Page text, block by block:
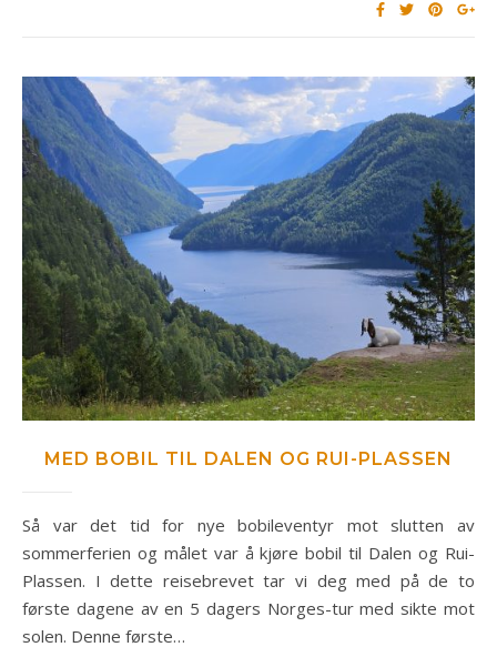
MED BOBIL TIL DALEN OG RUI-PLASSEN
Så var det tid for nye bobileventyr mot slutten av
sommerferien og målet var å kjøre bobil til Dalen og Rui-
Plassen. I dette reisebrevet tar vi deg med på de to
første dagene av en 5 dagers Norges-tur med sikte mot
solen. Denne første…